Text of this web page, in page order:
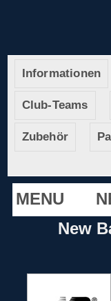
Informationen
Club-Teams
Zubehör
MENU
New